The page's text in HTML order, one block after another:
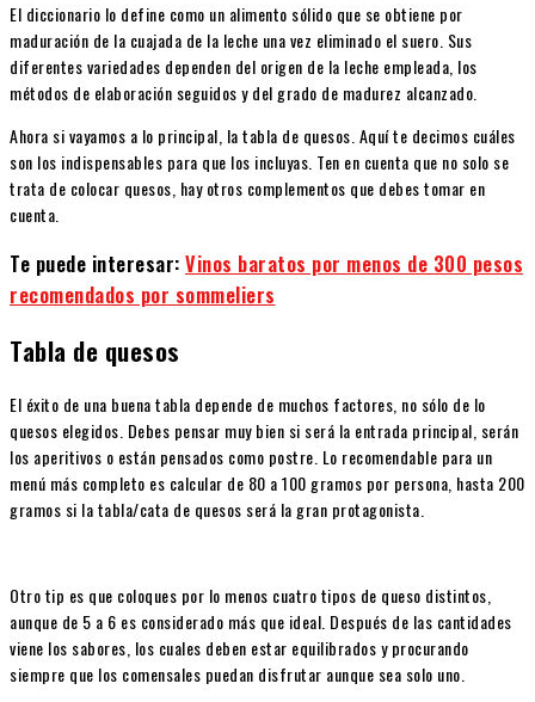
El diccionario lo define como un alimento sólido que se obtiene por
maduración de la cuajada de la leche una vez eliminado el suero. Sus
diferentes variedades dependen del origen de la leche empleada, los
métodos de elaboración seguidos y del grado de madurez alcanzado.
Ahora si vayamos a lo principal, la tabla de quesos. Aquí te decimos cuáles
son los indispensables para que los incluyas. Ten en cuenta que no solo se
trata de colocar quesos, hay otros complementos que debes tomar en
cuenta.
Te puede interesar: Vinos baratos por menos de 300 pesos
recomendados por sommeliers
Tabla de quesos
El éxito de una buena tabla depende de muchos factores, no sólo de lo
quesos elegidos. Debes pensar muy bien si será la entrada principal, serán
los aperitivos o están pensados como postre. Lo recomendable para un
menú más completo es calcular de 80 a 100 gramos por persona, hasta 200
gramos si la tabla/cata de quesos será la gran protagonista.
Otro tip es que coloques por lo menos cuatro tipos de queso distintos,
aunque de 5 a 6 es considerado más que ideal. Después de las cantidades
viene los sabores, los cuales deben estar equilibrados y procurando
siempre que los comensales puedan disfrutar aunque sea solo uno.